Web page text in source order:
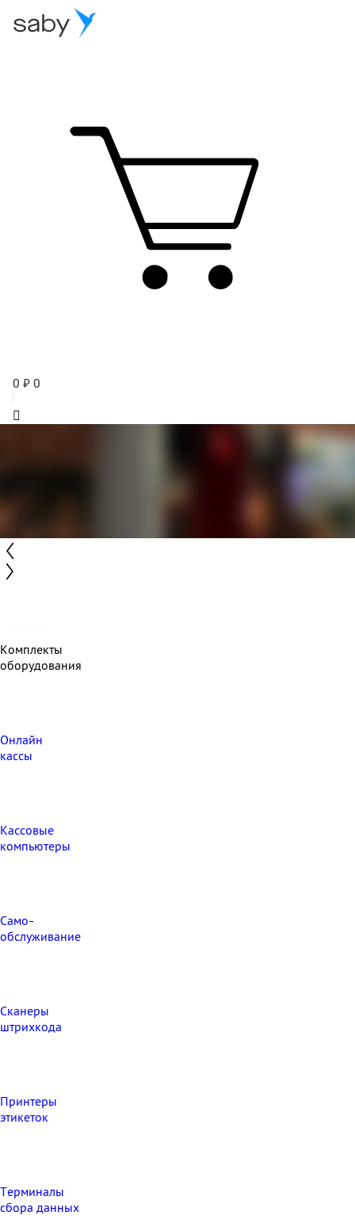
0 ₽ 0
Комплекты
оборудования
Онлайн
кассы
Кассовые
компьютеры
Само-
обслуживание
Сканеры
штрихкода
Принтеры
этикеток
Терминалы
сбора данных